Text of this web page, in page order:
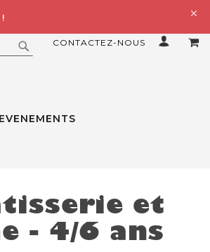
CONTACTEZ-NOUS
EVENEMENTS
et
- 4/6 ans